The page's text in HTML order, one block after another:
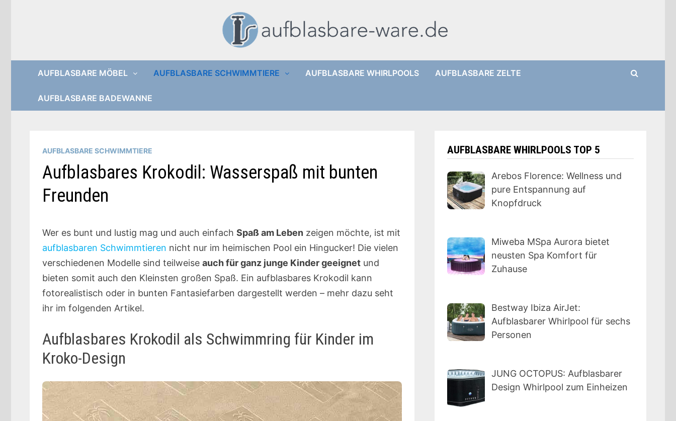
AUFBLASBARE MÖBEL AUFBLASBARE SCHWIMMTIERE AUFBLASBARE WHIRLPOOLS AUFBLASBARE ZELTE
AUFBLASBARE BADEWANNE
AUFBLASBARE SCHWIMMTIERE
Aufblasbares Krokodil: Wasserspaß mit bunten
Freunden
Wer es bunt und lustig mag und auch einfachSpaß am Leben zeigen möchte, ist mit
aufblasbaren Schwimmtieren nicht nur im heimischen Pool ein Hingucker! Die vielen
verschiedenen Modelle sind teilweiseauch für ganz junge Kinder geeignet und
bieten somit auch den Kleinsten großen Spaß. Ein aufblasbares Krokodil kann
fotorealistisch oder in bunten Fantasiefarben dargestellt werden – mehr dazu seht
ihr im folgenden Artikel.
Aufblasbares Krokodil als Schwimmring für Kinder im
Kroko-Design
AUFBLASBARE WHIRLPOOLS TOP 5
Arebos Florence: Wellness und
pure Entspannung auf
Knopfdruck
Miweba MSpa Aurora bietet
neusten Spa Komfort für
Zuhause
Bestway Ibiza AirJet:
Aufblasbarer Whirlpool für sechs
Personen
JUNG OCTOPUS: Aufblasbarer
Design Whirlpool zum Einheizen